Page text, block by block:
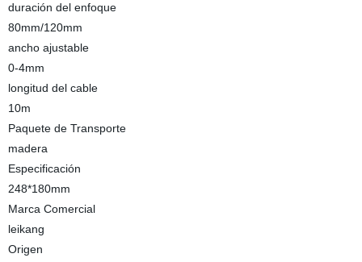
duración del enfoque
80mm/120mm
ancho ajustable
0-4mm
longitud del cable
10m
Paquete de Transporte
madera
Especificación
248*180mm
Marca Comercial
leikang
Origen